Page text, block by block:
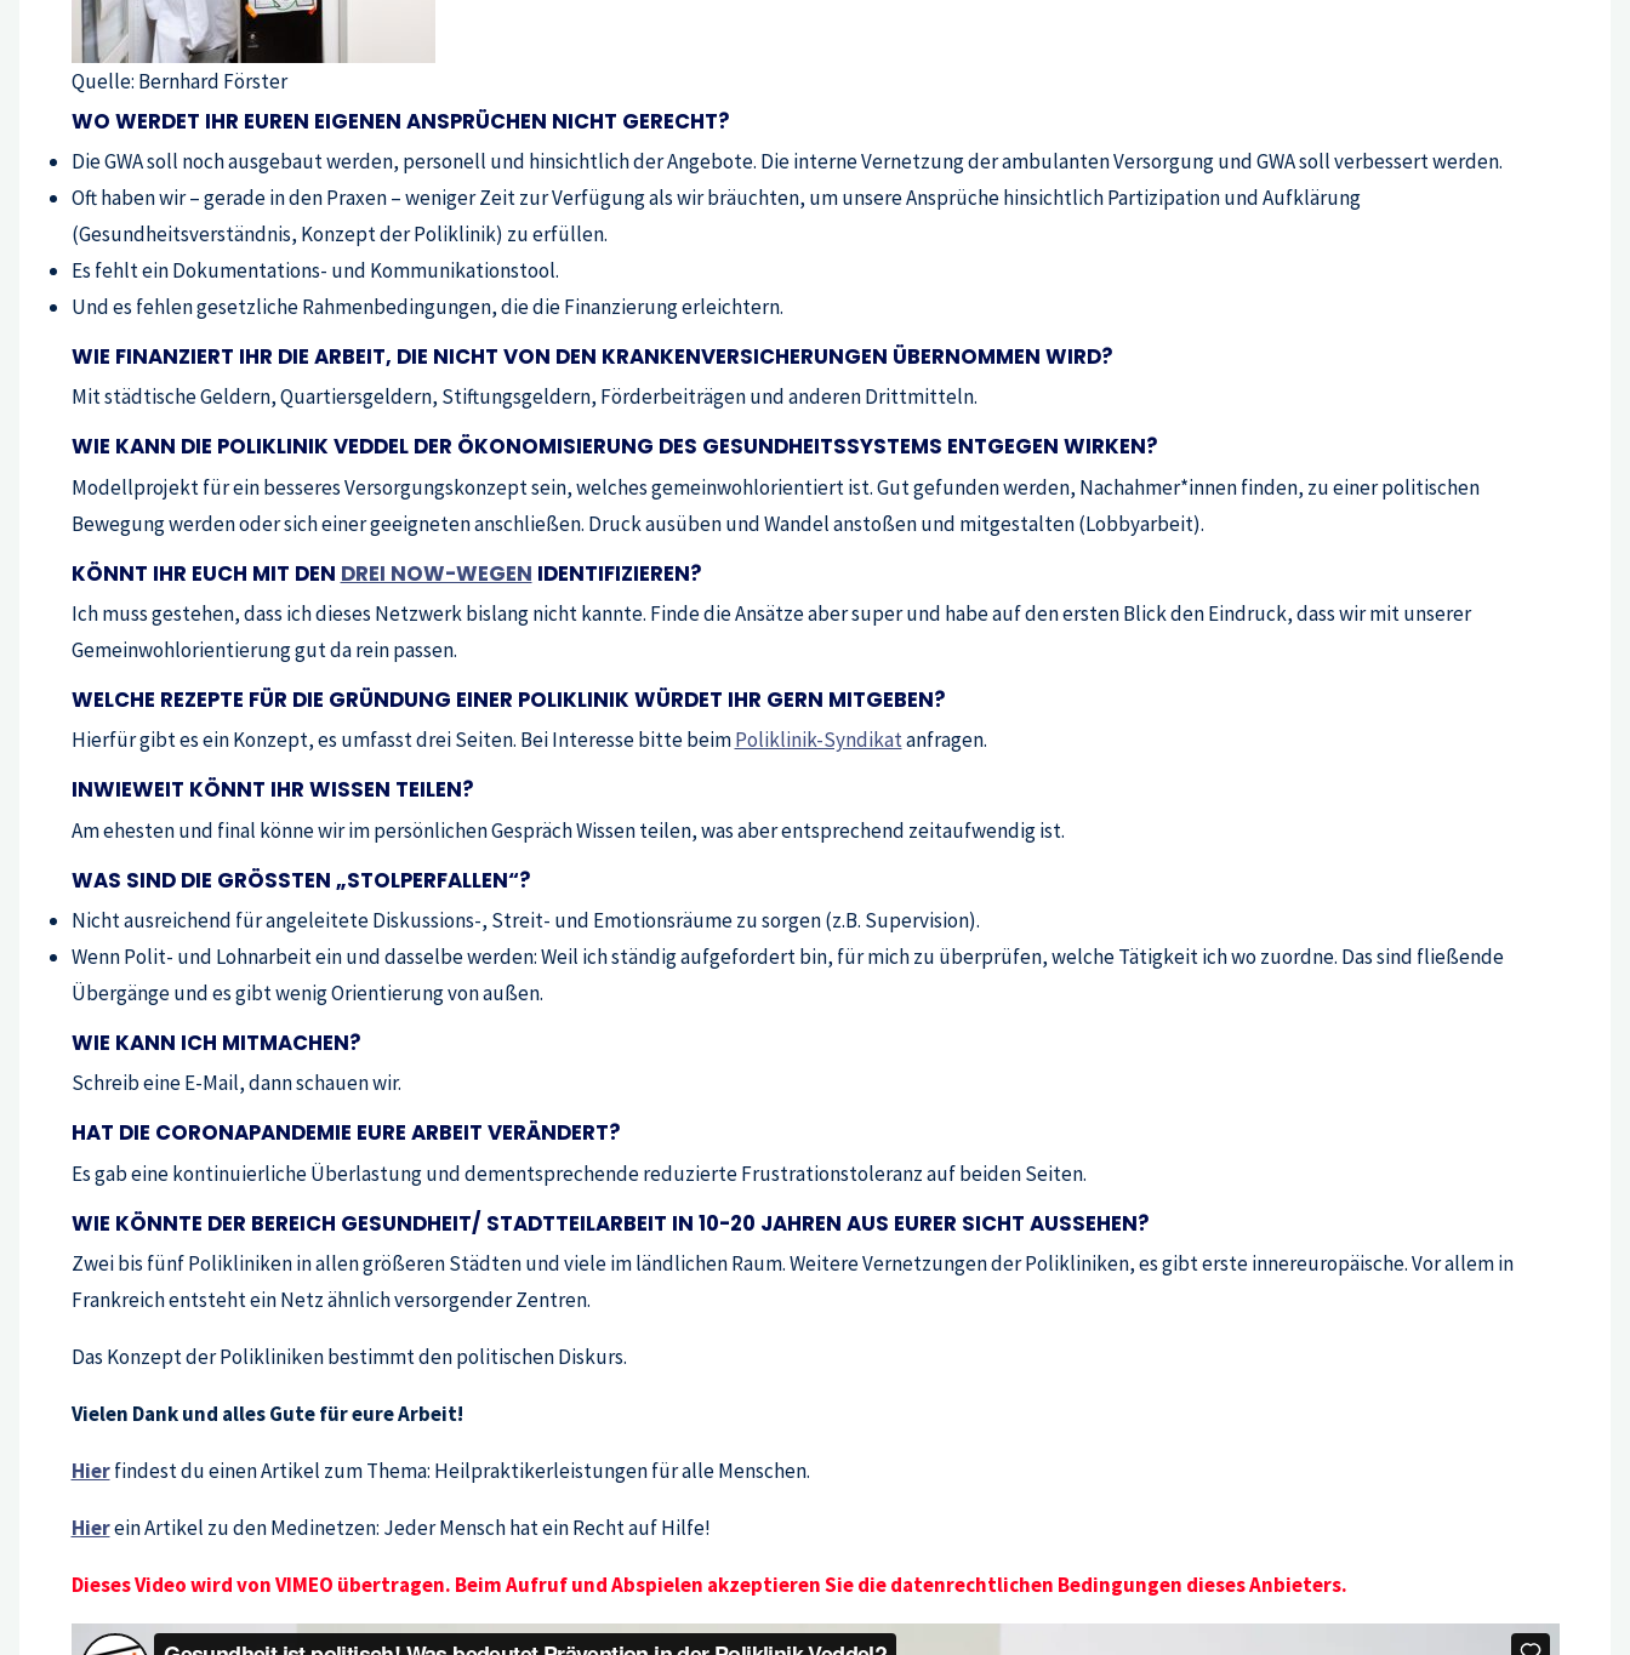
Quelle: Bernhard Förster
WO WERDET IHR EUREN EIGENEN ANSPRÜCHEN NICHT GERECHT?
Die GWA soll noch ausgebaut werden, personell und hinsichtlich der Angebote. Die interne Vernetzung der ambulanten Versorgung und GWA soll verbessert werden.
Oft haben wir – gerade in den Praxen – weniger Zeit zur Verfügung als wir bräuchten, um unsere Ansprüche hinsichtlich Partizipation und Aufklärung
(Gesundheitsverständnis, Konzept der Poliklinik) zu erfüllen.
Es fehlt ein Dokumentations- und Kommunikationstool.
Und es fehlen gesetzliche Rahmenbedingungen, die die Finanzierung erleichtern.
WIE FINANZIERT IHR DIE ARBEIT, DIE NICHT VON DEN KRANKENVERSICHERUNGEN ÜBERNOMMEN WIRD?
Mit städtische Geldern, Quartiersgeldern, Stiftungsgeldern, Förderbeiträgen und anderen Drittmitteln.
WIE KANN DIE POLIKLINIK VEDDEL DER ÖKONOMISIERUNG DES GESUNDHEITSSYSTEMS ENTGEGEN WIRKEN?
Modellprojekt für ein besseres Versorgungskonzept sein, welches gemeinwohlorientiert ist. Gut gefunden werden, Nachahmer*innen finden, zu einer politischen
Bewegung werden oder sich einer geeigneten anschließen. Druck ausüben und Wandel anstoßen und mitgestalten (Lobbyarbeit).
KÖNNT IHR EUCH MIT DEN DREI NOW-WEGEN IDENTIFIZIEREN?
Ich muss gestehen, dass ich dieses Netzwerk bislang nicht kannte. Finde die Ansätze aber super und habe auf den ersten Blick den Eindruck, dass wir mit unserer
Gemeinwohlorientierung gut da rein passen.
WELCHE REZEPTE FÜR DIE GRÜNDUNG EINER POLIKLINIK WÜRDET IHR GERN MITGEBEN?
Hierfür gibt es ein Konzept, es umfasst drei Seiten. Bei Interesse bitte beimPoliklinik-Syndikatanfragen.
INWIEWEIT KÖNNT IHR WISSEN TEILEN?
Am ehesten und final könne wir im persönlichen Gespräch Wissen teilen, was aber entsprechend zeitaufwendig ist.
WAS SIND DIE GRÖSSTEN „STOLPERFALLEN“?
Nicht ausreichend für angeleitete Diskussions-, Streit- und Emotionsräume zu sorgen (z.B. Supervision).
Wenn Polit- und Lohnarbeit ein und dasselbe werden: Weil ich ständig aufgefordert bin, für mich zu überprüfen, welche Tätigkeit ich wo zuordne. Das sind fließende
Übergänge und es gibt wenig Orientierung von außen.
WIE KANN ICH MITMACHEN?
Schreib eine E-Mail, dann schauen wir.
HAT DIE CORONAPANDEMIE EURE ARBEIT VERÄNDERT?
Es gab eine kontinuierliche Überlastung und dementsprechende reduzierte Frustrationstoleranz auf beiden Seiten.
WIE KÖNNTE DER BEREICH GESUNDHEIT/ STADTTEILARBEIT IN 10-20 JAHREN AUS EURER SICHT AUSSEHEN?
Zwei bis fünf Polikliniken in allen größeren Städten und viele im ländlichen Raum. Weitere Vernetzungen der Polikliniken, es gibt erste innereuropäische. Vor allem in
Frankreich entsteht ein Netz ähnlich versorgender Zentren.
Das Konzept der Polikliniken bestimmt den politischen Diskurs.
Vielen Dank und alles Gute für eure Arbeit!
Hierfindest du einen Artikel zum Thema: Heilpraktikerleistungen für alle Menschen.
Hierein Artikel zu den Medinetzen: Jeder Mensch hat ein Recht auf Hilfe!
Dieses Video wird von VIMEO übertragen. Beim Aufruf und Abspielen akzeptieren Sie die datenrechtlichen Bedingungen dieses Anbieters.